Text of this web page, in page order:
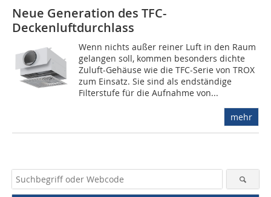
Neue Generation des TFC-
Deckenluftdurchlass
Wenn nichts außer reiner Luft in den Raum
gelangen soll, kommen besonders dichte
Zuluft-Gehäuse wie die TFC-Serie von TROX
zum Einsatz. Sie sind als endständige
Filterstufe für die Aufnahme von...
mehr